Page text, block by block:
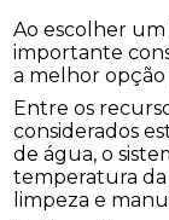
Ao escolher
importante
a melhor opção
Entre os
considerados
de água, o
temperatura da
limpeza e